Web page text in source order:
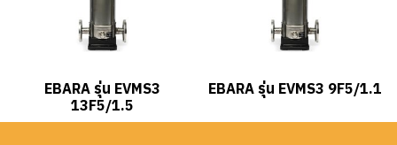
EBARA รุ่น EVMS3
13F5/1.5
EBARA รุ่น EVMS3 9F5/1.1